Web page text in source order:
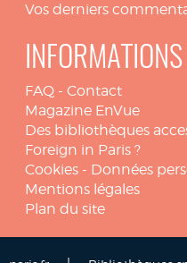
Vos derniers
INFORMATIONS
FAQ - Contact
Magazine EnVue
Des bibliothèques
Foreign in Paris ?
Cookies - Données
Mentions légales
Plan du site